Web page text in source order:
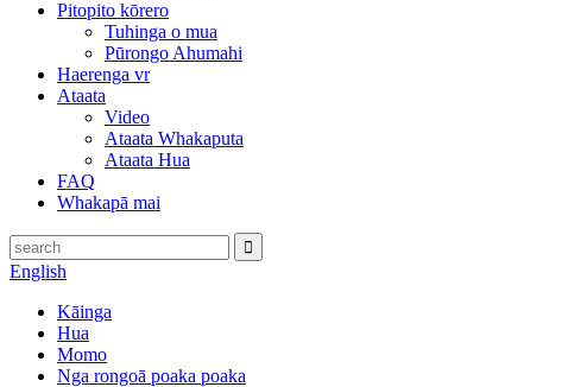
Pitopito kōrero
Tuhinga o mua
Pūrongo Ahumahi
Haerenga vr
Ataata
Video
Ataata Whakaputa
Ataata Hua
FAQ
Whakapā mai
English
Kāinga
Hua
Momo
Nga rongoā poaka poaka